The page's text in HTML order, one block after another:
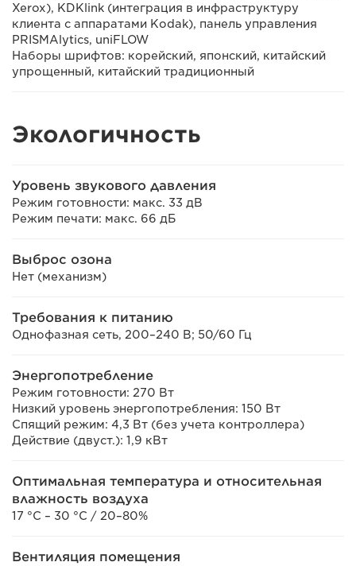
Xerox), KDKlink (интеграция в инфраструктуру
клиента с аппаратами Kodak), панель управления
PRISMAlytics, uniFLOW
Наборы шрифтов: корейский, японский, китайский
упрощенный, китайский традиционный
Экологичность
Уровень звукового давления
Режим готовности: макс. 33 дВ
Режим печати: макс. 66 дБ
Выброс озона
Нет (механизм)
Требования к питанию
Однофазная сеть, 200–240 В; 50/60 Гц
Энергопотребление
Режим готовности: 270 Вт
Низкий уровень энергопотребления: 150 Вт
Спящий режим: 4,3 Вт (без учета контроллера)
Действие (двуст.): 1,9 кВт
Оптимальная температура и относительная
влажность воздуха
17 °C – 30 °C / 20–80%
Вентиляция помещения